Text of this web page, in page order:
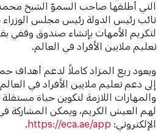
التي أطلقها صاحب السموّ الشيخ
نائب رئيس الدولة رئيس مجلس الوزراء
لتكريم الأمهات بإنشاء صندوق وقفي
تعليم ملايين الأفراد في العالم.
ويعود ريع المزاد كاملاً لدعم أهداف
إلى دعم تعليم ملايين الأفراد في
والمهارات اللازمة لتكوين حياة
لهم العيش الكريم، ويمكن المشاركة
الإلكتروني: https://eca.ae/app
.